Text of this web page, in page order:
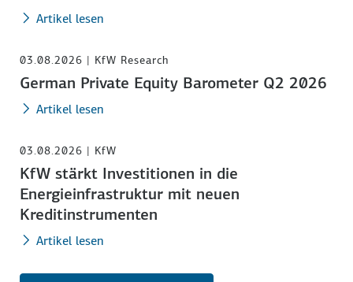
Artikel lesen
03.08.2026 | KfW Research
German Private Equity Barometer Q2 2026
Artikel lesen
03.08.2026 | KfW
KfW stärkt Investitionen in die
Energieinfrastruktur mit neuen
Kreditinstrumenten
Artikel lesen